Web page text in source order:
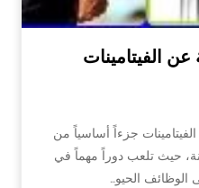
الفيتامينات
جزءاً أساسياً من
حيث تلعب دوراً مهماً في
الحيو…